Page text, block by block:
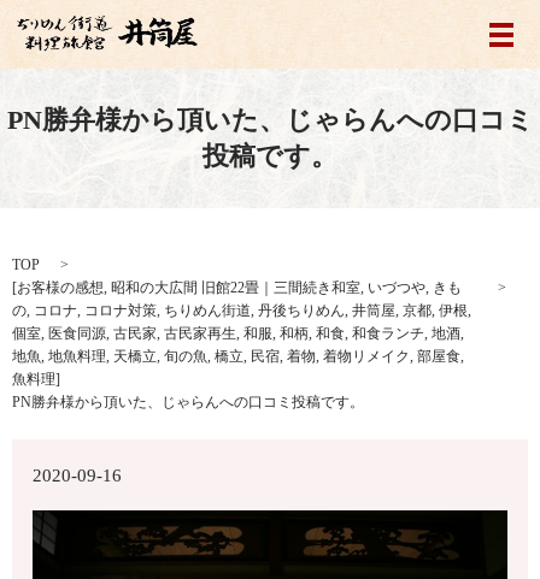
メ
PN勝弁様から頂いた、じゃらんへの口コミ
投稿です。
TOP
[お客様の感想, 昭和の大広間 旧館22畳｜三間続き和室, いづつや, きも
の, コロナ, コロナ対策, ちりめん街道, 丹後ちりめん, 井筒屋, 京都, 伊根,
個室, 医食同源, 古民家, 古民家再生, 和服, 和柄, 和食, 和食ランチ, 地酒,
地魚, 地魚料理, 天橋立, 旬の魚, 橋立, 民宿, 着物, 着物リメイク, 部屋食,
魚料理]
PN勝弁様から頂いた、じゃらんへの口コミ投稿です。
2020-09-16